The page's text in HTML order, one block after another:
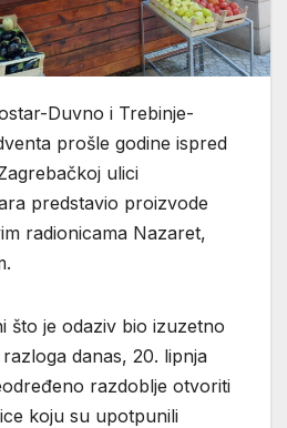
Duvno i Trebinje-
prošle godine ispred
ulici
predstavio proizvode
radionicama Nazaret,
što je odaziv bio izuzetno
danas, 20. lipnja
razdoblje otvoriti
koju su upotpunili